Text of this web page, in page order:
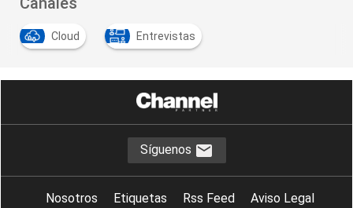
Cloud Entrevistas
Síguenos
Nosotros Etiquetas Rss Feed
Aviso Legal